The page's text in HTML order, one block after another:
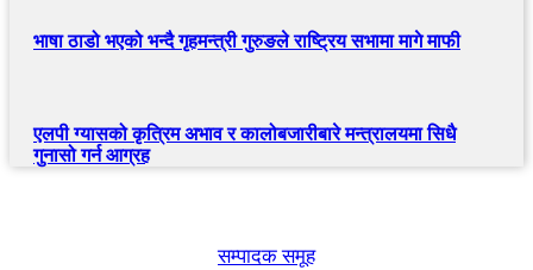
भाषा ठाडो भएको भन्दै गृहमन्त्री गुरुङले राष्ट्रिय सभामा मागे माफी
एलपी ग्यासको कृत्रिम अभाव र कालोबजारीबारे मन्त्रालयमा सिधै
गुनासो गर्न आग्रह
सम्पादक समूह